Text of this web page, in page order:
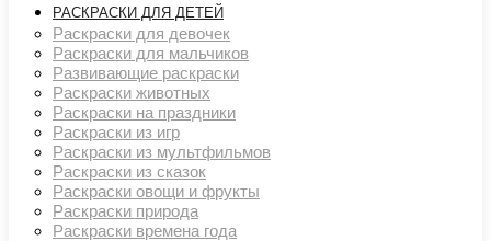
РАСКРАСКИ ДЛЯ ДЕТЕЙ
Раскраски для девочек
Раскраски для мальчиков
Развивающие раскраски
Раскраски животных
Раскраски на праздники
Раскраски из игр
Раскраски из мультфильмов
Раскраски из сказок
Раскраски овощи и фрукты
Раскраски природа
Раскраски времена года